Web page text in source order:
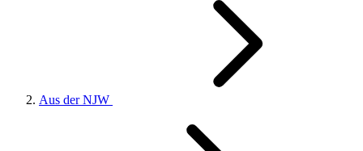
Aus der NJW